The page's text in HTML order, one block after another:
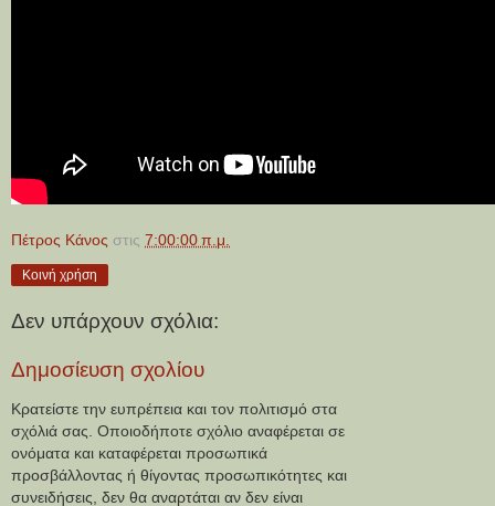
Πέτρος Κάνος στις 7:00:00 π.μ.
Κοινή χρήση
Δεν υπάρχουν σχόλια:
Δημοσίευση σχολίου
Κρατείστε την ευπρέπεια και τον πολιτισμό στα
σχόλιά σας. Οποιοδήποτε σχόλιο αναφέρεται σε
ονόματα και καταφέρεται προσωπικά
προσβάλλοντας ή θίγοντας προσωπικότητες και
συνειδήσεις, δεν θα αναρτάται αν δεν είναι